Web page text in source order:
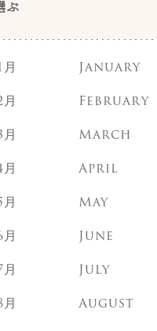
ォーツァイト
ーンストーン
ーラ
ーラ(クリスタルカット)
ト
ぶ
月 January
月 February
月 March
月 April
月 May
月 June
月 July
月 August